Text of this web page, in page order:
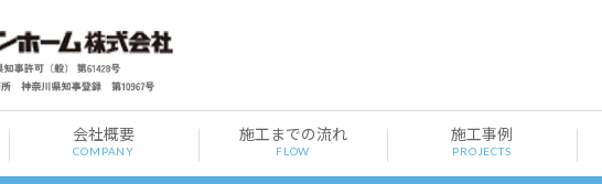
会社概要
COMPANY
施工までの流れ
FLOW
施工事例
PROJECTS